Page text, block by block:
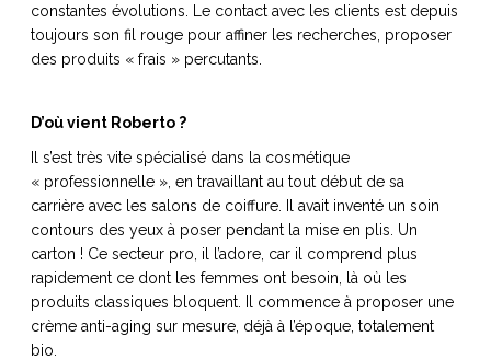
du
ART DE VIVRE ITALIEN
Notre palette
Virtuosa Venezia
constantes évolutions. Le contact avec les clients est depuis
toujours son fil rouge pour affiner les recherches, proposer
des produits « frais » percutants.
D’où vient Roberto ?
Il s’est très vite spécialisé dans la cosmétique
« professionnelle », en travaillant au tout début de sa
carrière avec les salons de coiffure. Il avait inventé un soin
contours des yeux à poser pendant la mise en plis. Un
carton ! Ce secteur pro, il l’adore, car il comprend plus
rapidement ce dont les femmes ont besoin, là où les
produits classiques bloquent. Il commence à proposer une
crème anti-aging sur mesure, déjà à l’époque, totalement
bio.